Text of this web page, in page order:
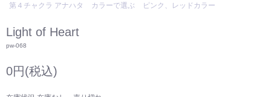
第４チャクラ アナハタ
カラーで選ぶ ピンク、レッドカラー
Light of Heart
pw-068
0円(税込)